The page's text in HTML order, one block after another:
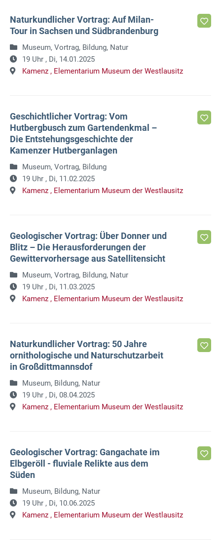
Naturkundlicher Vortrag: Auf Milan-
Tour in Sachsen und Südbrandenburg
Museum, Vortrag, Bildung, Natur
19 Uhr , Di, 14.01.2025
Kamenz , Elementarium Museum der Westlausitz
Geschichtlicher Vortrag: Vom
Hutbergbusch zum Gartendenkmal –
Die Entstehungsgeschichte der
Kamenzer Hutberganlagen
Museum, Vortrag, Bildung
19 Uhr , Di, 11.02.2025
Kamenz , Elementarium Museum der Westlausitz
Geologischer Vortrag: Über Donner und
Blitz – Die Herausforderungen der
Gewittervorhersage aus Satellitensicht
Museum, Vortrag, Bildung, Natur
19 Uhr , Di, 11.03.2025
Kamenz , Elementarium Museum der Westlausitz
Naturkundlicher Vortrag: 50 Jahre
ornithologische und Naturschutzarbeit
in Großdittmannsdof
Museum, Bildung, Natur
19 Uhr , Di, 08.04.2025
Kamenz , Elementarium Museum der Westlausitz
Geologischer Vortrag: Gangachate im
Elbgeröll - fluviale Relikte aus dem
Süden
Museum, Bildung, Natur
19 Uhr , Di, 10.06.2025
Kamenz , Elementarium Museum der Westlausitz